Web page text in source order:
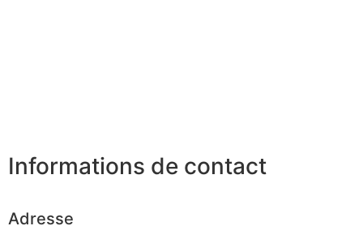
Informations de contact
Adresse